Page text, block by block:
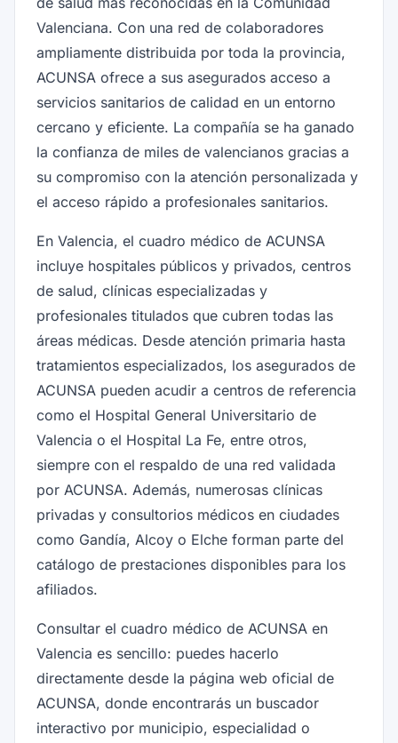
Valenciana. Con una red de colaboradores
ampliamente distribuida por toda la provincia,
ACUNSA ofrece a sus asegurados acceso a
servicios sanitarios de calidad en un entorno
cercano y eficiente. La compañía se ha ganado
la confianza de miles de valencianos gracias a
su compromiso con la atención personalizada y
el acceso rápido a profesionales sanitarios.
En Valencia, el cuadro médico de ACUNSA
incluye hospitales públicos y privados, centros
de salud, clínicas especializadas y
profesionales titulados que cubren todas las
áreas médicas. Desde atención primaria hasta
tratamientos especializados, los asegurados de
ACUNSA pueden acudir a centros de referencia
como el Hospital General Universitario de
Valencia o el Hospital La Fe, entre otros,
siempre con el respaldo de una red validada
por ACUNSA. Además, numerosas clínicas
privadas y consultorios médicos en ciudades
como Gandía, Alcoy o Elche forman parte del
catálogo de prestaciones disponibles para los
afiliados.
Consultar el cuadro médico de ACUNSA en
Valencia es sencillo: puedes hacerlo
directamente desde la página web oficial de
ACUNSA, donde encontrarás un buscador
interactivo por municipio, especialidad o